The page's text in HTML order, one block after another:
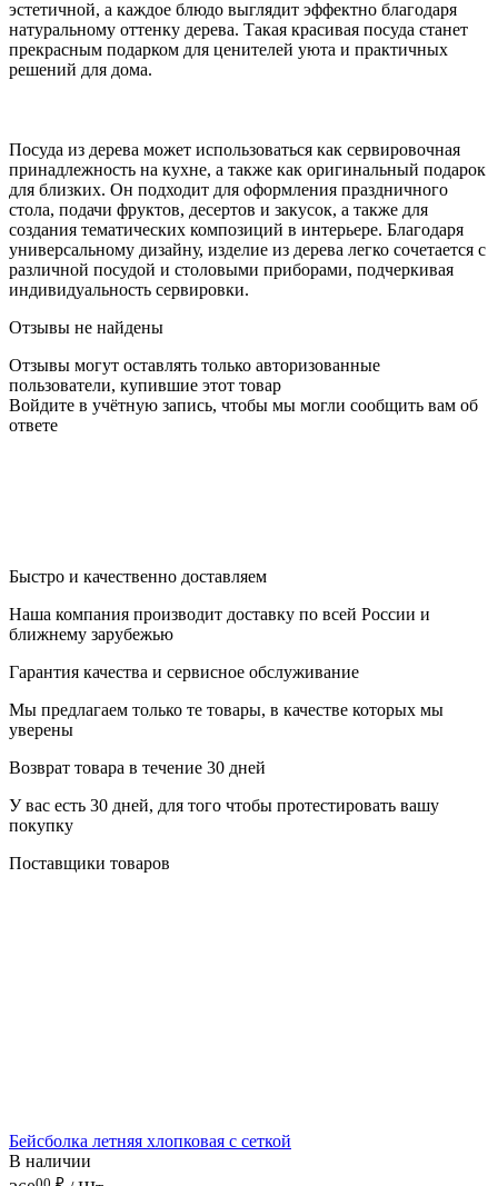
эстетичной, а каждое блюдо выглядит эффектно благодаря
натуральному оттенку дерева. Такая красивая посуда станет
прекрасным подарком для ценителей уюта и практичных
решений для дома.
Посуда из дерева может использоваться как сервировочная
принадлежность на кухне, а также как оригинальный подарок
для близких. Он подходит для оформления праздничного
стола, подачи фруктов, десертов и закусок, а также для
создания тематических композиций в интерьере. Благодаря
универсальному дизайну, изделие из дерева легко сочетается с
различной посудой и столовыми приборами, подчеркивая
индивидуальность сервировки.
Отзывы не найдены
Отзывы могут оставлять только авторизованные
пользователи, купившие этот товар
Войдите в учётную запись, чтобы мы могли сообщить вам об
ответе
Быстро и качественно доставляем
Наша компания производит доставку по всей России и
ближнему зарубежью
Гарантия качества и сервисное обслуживание
Мы предлагаем только те товары, в качестве которых мы
уверены
Возврат товара в течение 30 дней
У вас есть 30 дней, для того чтобы протестировать вашу
покупку
Поставщики товаров
Бейсболка летняя хлопковая с сеткой
В наличии
00 ₽